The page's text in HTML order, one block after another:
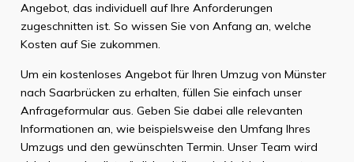
Angebot, das individuell auf Ihre Anforderungen
zugeschnitten ist. So wissen Sie von Anfang an, welche
Kosten auf Sie zukommen.
Um ein kostenloses Angebot für Ihren Umzug von Münster
nach Saarbrücken zu erhalten, füllen Sie einfach unser
Anfrageformular aus. Geben Sie dabei alle relevanten
Informationen an, wie beispielsweise den Umfang Ihres
Umzugs und den gewünschten Termin. Unser Team wird